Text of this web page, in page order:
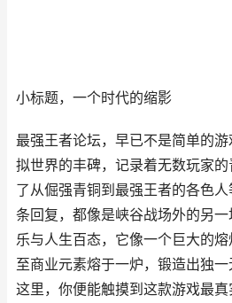
小标题，一个时代的缩影
最强王者论坛，早已不是简单的
拟世界的丰碑，记录着无数玩家
了从倔强青铜到最强王者的各色
条回复，都像是峡谷战场外的另
乐与人生百态，它像一个巨大的
至商业元素熔于一炉，锻造出独
这里，你便能触摸到这款游戏最真